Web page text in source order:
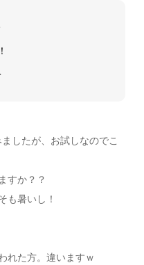
したが、お試しなのでこ
すか？？
も暑いし！
れた方。違いますｗ